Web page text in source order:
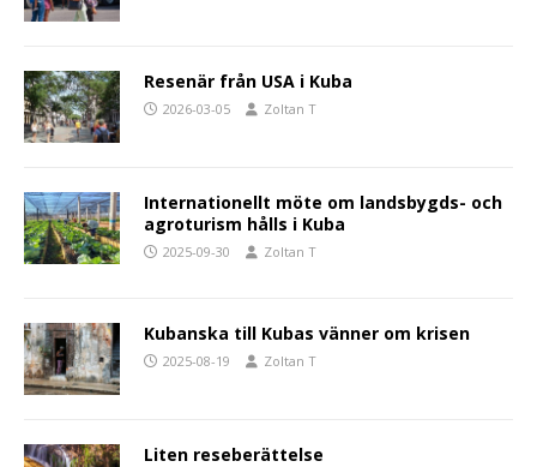
Resenär från USA i Kuba
2026-03-05 Zoltan T
Internationellt möte om landsbygds- och
agroturism hålls i Kuba
2025-09-30 Zoltan T
Kubanska till Kubas vänner om krisen
2025-08-19 Zoltan T
Liten reseberättelse